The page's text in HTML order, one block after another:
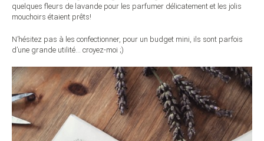
quelques fleurs de lavande pour les parfumer délicatement et les jolis
mouchoirs étaient prêts!
N’hésitez pas à les confectionner, pour un budget mini, ils sont parfois
d’une grande utilité… croyez-moi ;)